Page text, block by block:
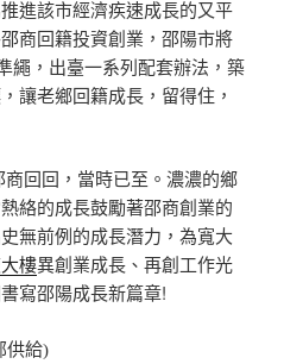
進該市經濟疾速成長的又平
商回籍投資創業，邵陽市將
繩，出臺一系列配套辦法，築
讓老鄉回籍成長，留得住，
回回，當時已至。濃濃的鄉
絡的成長鼓勵著邵商創業的
無前例的成長潛力，為寬大
樓異創業成長、再創工作光
寫邵陽成長新篇章!
供給)